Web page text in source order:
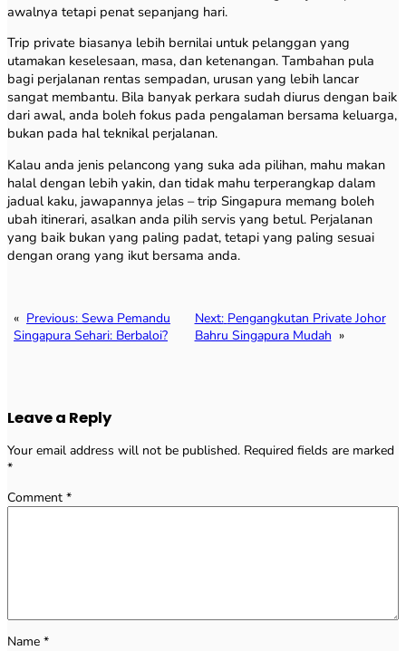
awalnya tetapi penat sepanjang hari.
Trip private biasanya lebih bernilai untuk pelanggan yang
utamakan keselesaan, masa, dan ketenangan. Tambahan pula
bagi perjalanan rentas sempadan, urusan yang lebih lancar
sangat membantu. Bila banyak perkara sudah diurus dengan baik
dari awal, anda boleh fokus pada pengalaman bersama keluarga,
bukan pada hal teknikal perjalanan.
Kalau anda jenis pelancong yang suka ada pilihan, mahu makan
halal dengan lebih yakin, dan tidak mahu terperangkap dalam
jadual kaku, jawapannya jelas – trip Singapura memang boleh
ubah itinerari, asalkan anda pilih servis yang betul. Perjalanan
yang baik bukan yang paling padat, tetapi yang paling sesuai
dengan orang yang ikut bersama anda.
« Previous: Sewa Pemandu
Singapura Sehari: Berbaloi?
Next: Pengangkutan Private Johor
Bahru Singapura Mudah »
Leave a Reply
Your email address will not be published. Required fields are marked
*
Comment *
Name *